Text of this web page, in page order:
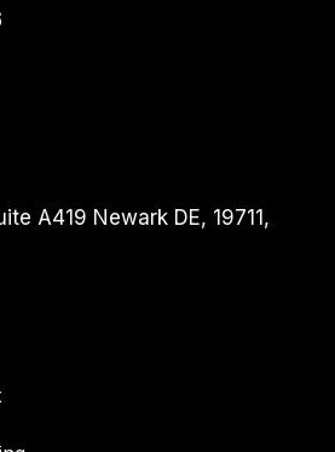
A419 Newark DE, 19711,